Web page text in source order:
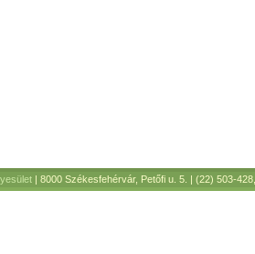
| 8000 Székesfehérvár, Petőfi u. 5. | (22) 503-